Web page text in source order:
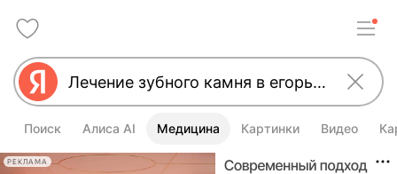
Поиск Алиса AI Медицина Картинки Видео
РЕКЛАМА